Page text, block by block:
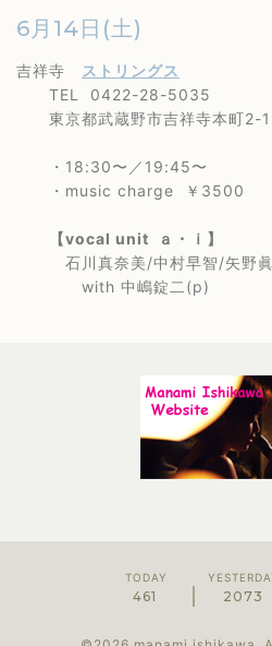
6月14日(土)
吉祥寺
ストリングス
TEL 0422-28-5035
東京都武蔵野市吉祥寺本町2-
・18:30〜／19:45〜
・music charge ￥3500
【vocal unit ａ・ｉ】
石川真奈美/中村早智/矢野
with 中嶋錠二(p)
TODAY
461 2073